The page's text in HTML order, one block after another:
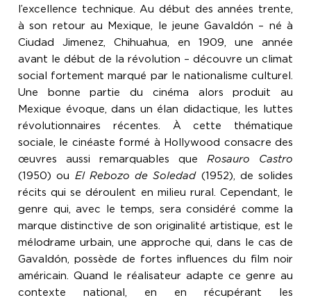
l’excellence technique. Au début des années trente,
à son retour au Mexique, le jeune Gavaldón – né à
Ciudad Jimenez, Chihuahua, en 1909, une année
avant le début de la révolution – découvre un climat
social fortement marqué par le nationalisme culturel.
Une bonne partie du cinéma alors produit au
Mexique évoque, dans un élan didactique, les luttes
révolutionnaires récentes. À cette thématique
sociale, le cinéaste formé à Hollywood consacre des
œuvres aussi remarquables que Rosauro Castro
(1950) ou El Rebozo de Soledad (1952), de solides
récits qui se déroulent en milieu rural. Cependant, le
genre qui, avec le temps, sera considéré comme la
marque distinctive de son originalité artistique, est le
mélodrame urbain, une approche qui, dans le cas de
Gavaldón, possède de fortes influences du film noir
américain. Quand le réalisateur adapte ce genre au
contexte national, en en récupérant les